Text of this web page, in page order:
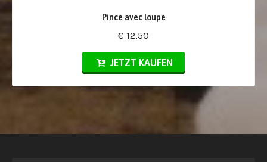
Pince avec loupe
€ 12,50
JETZT KAUFEN